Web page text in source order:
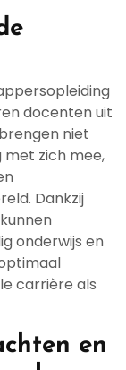
docenten uit
niet
zich mee,
Dankzij
onderwijs en
carrière als
en